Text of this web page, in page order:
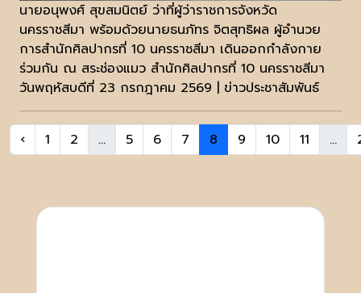
นายอนุพงศ์ สุขสมนิตย์ ว่าที่ผู้ว่าราชการจังหวัด
นครราชสีมา พร้อมด้วยนายธนภัทร จิตสุทธิผล ผู้อำนวย
การสำนักศิลปากรที่ 10 นครราชสีมา เดินออกกำลังกาย
ร่วมกัน ณ สระช่องแมว สำนักศิลปากรที่ 10 นครราชสีมา
วันพฤหัสบดีที่ 23 กรกฎาคม 2569 | ข่าวประชาสัมพันธ์
‹ 1 2 ... 5 6 7 8 9 10 11 ...